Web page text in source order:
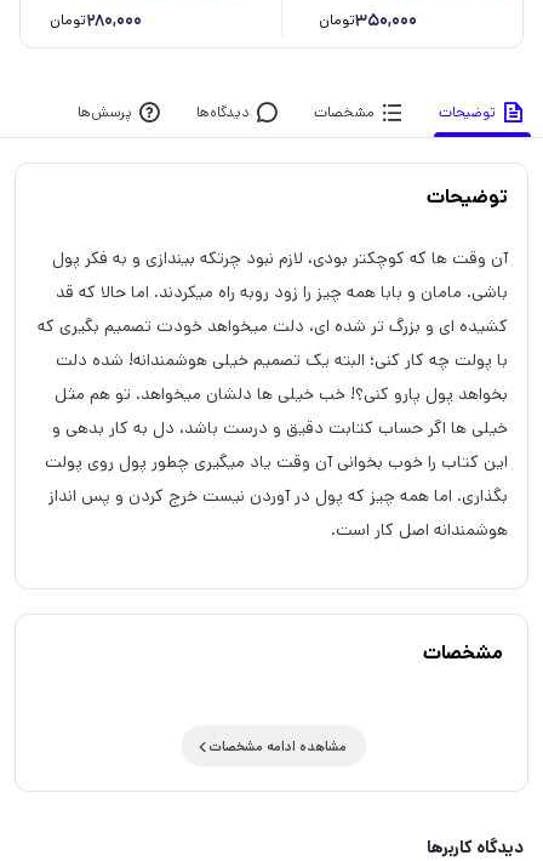
350,000تومان 280,000تومان
توضیحات مشخصات دیدگاه‌ها پرسش‌ها
توضیحات
آن وقت ها که کوچکتر بودی، لازم نبود چرتکه بیندازی و به فکر پول
باشی. مامان و بابا همه چیز را زود روبه راه میکردند. اما حالا که قد
کشیده ای و بزرگ تر شده ای، دلت میخواهد خودت تصمیم بگیری که
با پولت چه کار کنی؛ البته یک تصمیم خیلی هوشمندانه! شده دلت
بخواهد پول پارو کنی؟! خب خیلی ها دلشان میخواهد. تو هم مثل
خیلی ها اگر حساب کتابت دقیق و درست باشد، دل به کار بدهی و
این کتاب را خوب بخوانی آن وقت یاد میگیری چطور پول روی پولت
بگذاری. اما همه چیز که پول در آوردن نیست خرج کردن و پس انداز
هوشمندانه اصل کار است.
مشخصات
مشاهده ادامه مشخصات
دیدگاه کاربرها